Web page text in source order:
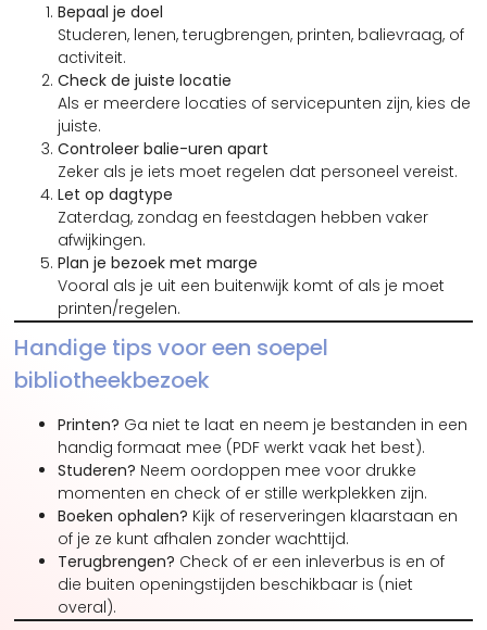
Bepaal je doel
Studeren, lenen, terugbrengen, printen, balievraag, of
activiteit.
Check de juiste locatie
Als er meerdere locaties of servicepunten zijn, kies de
juiste.
Controleer balie-uren apart
Zeker als je iets moet regelen dat personeel vereist.
Let op dagtype
Zaterdag, zondag en feestdagen hebben vaker
afwijkingen.
Plan je bezoek met marge
Vooral als je uit een buitenwijk komt of als je moet
printen/regelen.
Handige tips voor een soepel
bibliotheekbezoek
Printen? Ga niet te laat en neem je bestanden in een
handig formaat mee (PDF werkt vaak het best).
Studeren? Neem oordoppen mee voor drukke
momenten en check of er stille werkplekken zijn.
Boeken ophalen? Kijk of reserveringen klaarstaan en
of je ze kunt afhalen zonder wachttijd.
Terugbrengen? Check of er een inleverbus is en of
die buiten openingstijden beschikbaar is (niet
overal).